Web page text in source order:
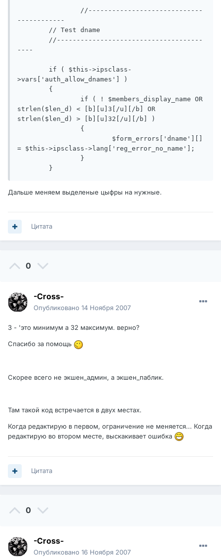
------------
----
>vars['auth_allow_dnames'] )
strlen($len_d) < [b][u]3[/u][/b] OR
strlen($len_d) > [b][u]32[/u][/b] )
= $this->ipsclass->lang['reg_error_no_name'];
Дальше меняем выделеные цыфры на нужные.
Цитата
0
-Cross-
Опубликовано 14 Ноября 2007
3 - 'это минимум а 32 максимум. верно?
Спасибо за помощь
Скорее всего не экшен_админ, а экшен_паблик.
Там такой код встречается в двух местах.
Когда редактирую в первом, ограничение не меняется... Когда
редактирую во втором месте, выскакивает ошибка
Цитата
0
-Cross-
Опубликовано 16 Ноября 2007